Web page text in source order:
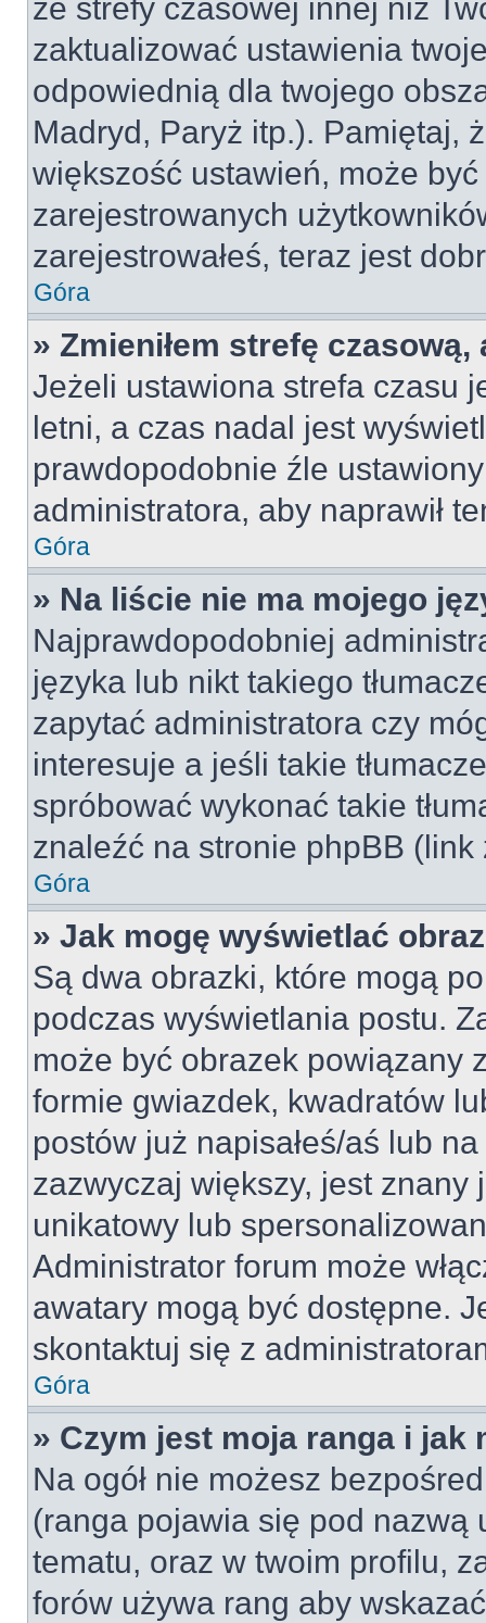
ze strefy czasowej innej niż
zaktualizować ustawienia
odpowiednią dla twojego
Madryd, Paryż itp.). Pamiętaj,
większość ustawień, może
zarejestrowanych
zarejestrowałeś, teraz jest
Góra
» Zmieniłem strefę
Jeżeli ustawiona strefa czasu
letni, a czas nadal jest
prawdopodobnie źle
administratora, aby naprawił
Góra
» Na liście nie ma mojego
Najprawdopodobniej
języka lub nikt takiego
zapytać administratora czy
interesuje a jeśli takie
spróbować wykonać takie
znaleźć na stronie phpBB
Góra
» Jak mogę wyświetlać
Są dwa obrazki, które mogą
podczas wyświetlania postu.
może być obrazek powiązany
formie gwiazdek, kwadratów
postów już napisałeś/aś lub
zazwyczaj większy, jest
unikatowy lub
Administrator forum może
awatary mogą być dostępne.
skontaktuj się z
Góra
» Czym jest moja ranga i jak
Na ogół nie możesz
(ranga pojawia się pod
tematu, oraz w twoim profilu,
forów używa rang aby